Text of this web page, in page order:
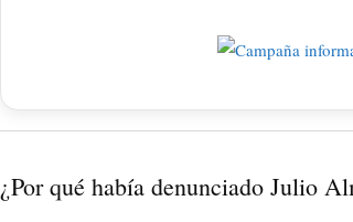
¿Por qué había denunciado Julio